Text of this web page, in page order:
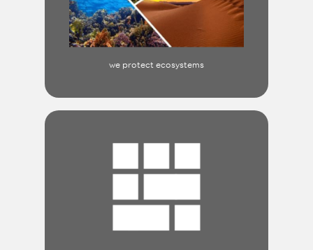
we protect ecosystems